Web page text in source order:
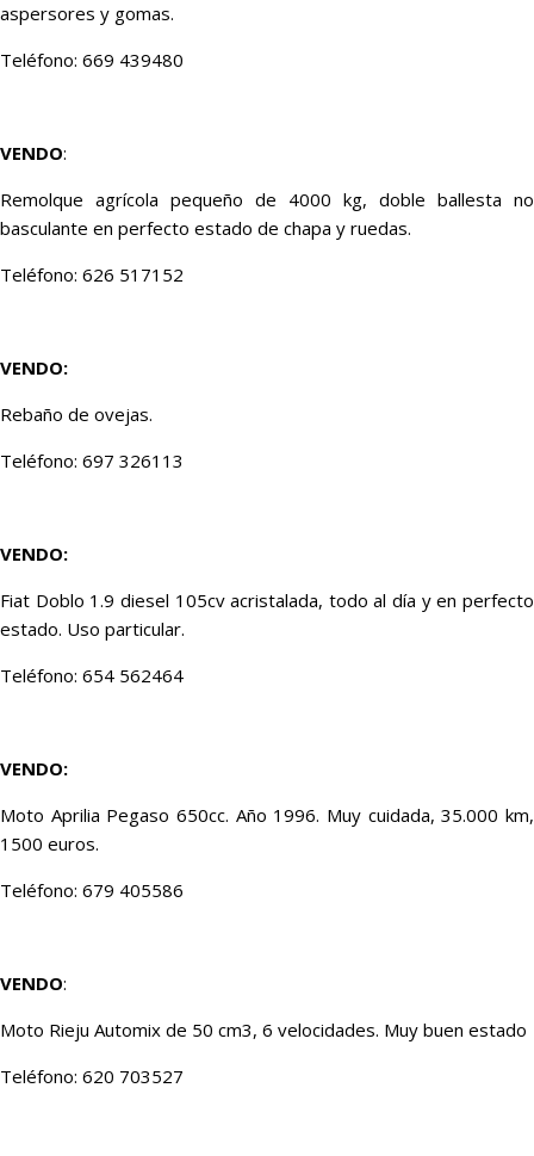
aspersores y gomas.
Teléfono: 669 439480
VENDO:
Remolque agrícola pequeño de 4000 kg, doble ballesta no
basculante en perfecto estado de chapa y ruedas.
Teléfono: 626 517152
VENDO:
Rebaño de ovejas.
Teléfono: 697 326113
VENDO:
Fiat Doblo 1.9 diesel 105cv acristalada, todo al día y en perfecto
estado. Uso particular.
Teléfono: 654 562464
VENDO:
Moto Aprilia Pegaso 650cc. Año 1996. Muy cuidada, 35.000 km,
1500 euros.
Teléfono: 679 405586
VENDO:
Moto Rieju Automix de 50 cm3, 6 velocidades. Muy buen estado
Teléfono: 620 703527